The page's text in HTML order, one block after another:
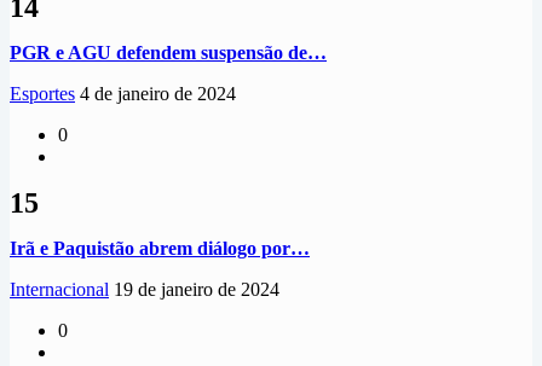
14
PGR e AGU defendem suspensão de…
Esportes 4 de janeiro de 2024
0
15
Irã e Paquistão abrem diálogo por…
Internacional 19 de janeiro de 2024
0